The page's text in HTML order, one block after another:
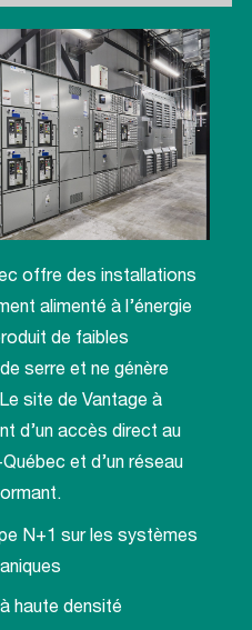
offre des installations
alimenté à l’énergie
de faibles
serre et ne génère
site de Vantage à
d’un accès direct au
et d’un réseau
N+1 sur les systèmes
haute densité